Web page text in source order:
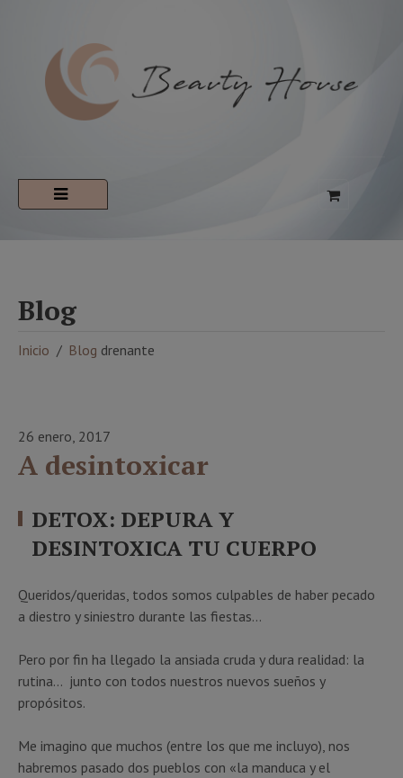
Blog
Inicio Blog drenante
26 enero, 2017
A desintoxicar
DETOX: DEPURA Y
DESINTOXICA TU CUERPO
Queridos/queridas, todos somos culpables de haber pecado
a diestro y siniestro durante las fiestas…
Pero por fin ha llegado la ansiada cruda y dura realidad: la
rutina… junto con todos nuestros nuevos sueños y
propósitos.
Me imagino que muchos (entre los que me incluyo), nos
habremos pasado dos pueblos con «la manduca y el